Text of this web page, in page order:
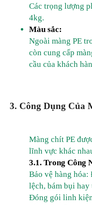
Các trọng lượng
4kg.
Màu sắc:
Ngoài màng PE
còn cung cấp
cầu của khách
3. Công Dụng Của
Màng chít PE
lĩnh vực khác
3.1. Trong Công
Bảo vệ hàng hóa:
lệch, bám bụi hay
Đóng gói linh